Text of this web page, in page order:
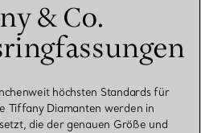
& Co.
höchsten Standards für
Tiffany Diamanten werden in
die der genauen Größe und